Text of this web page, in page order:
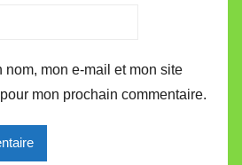
nom, mon e-mail et mon site
mon prochain commentaire.